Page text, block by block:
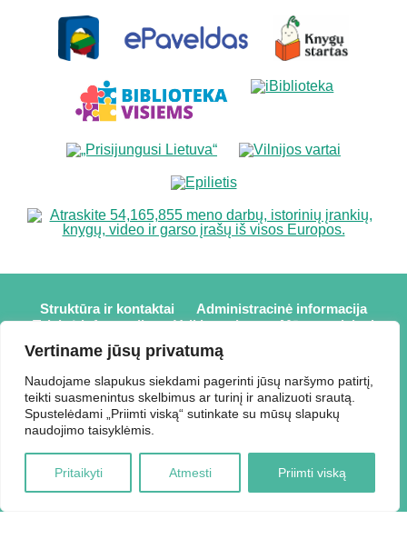
Vertiname jūsų privatumą
Naudojame slapukus siekdami pagerinti jūsų naršymo patirtį,
teikti suasmenintus skelbimus ar turinį ir analizuoti srautą.
Spustelėdami „Priimti viską“ sutinkate su mūsų slapukų
naudojimo taisyklėmis.
Pritaikyti Atmesti Priimti viską
Struktūra ir kontaktai
Administracinė informacija
Teisinė informacija
Veiklos sritys
Mūsų projektai
Karjera
Partneriai
Prisijungti
2026 © Elektrėnų savivaldybės viešoji biblioteka,
Savivaldybės biudžetinė įstaiga, Draugystės g. 2, LT-26110
Elektrėnai, tel.: +370 648 80 788, el.p.:
Duomenys kaupiami ir saugomi Juridinių asmenų registre,
kodas 188207697.